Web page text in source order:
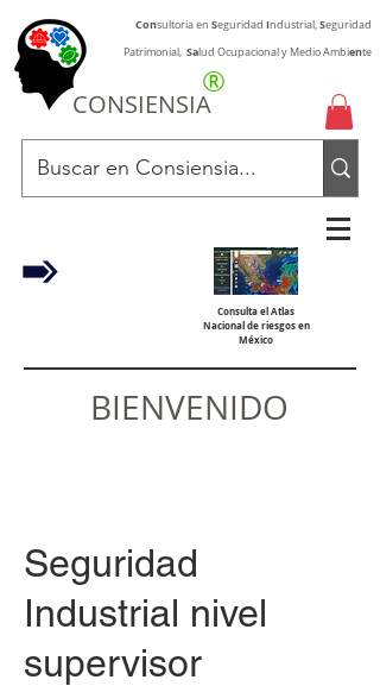
CONSIENSIA
®
Consultoria en Seguridad Industrial,Seguridad
Patrimonial, Salud Ocupacional y Medio Ambiente
Consulta el Atlas
Nacional de riesgos en
México
BIENVENIDO
Seguridad
Industrial nivel
supervisor